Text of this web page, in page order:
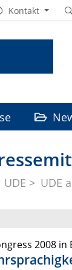
Kontakt
UDE UDE
2008 in